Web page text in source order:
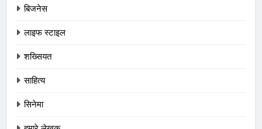
बिजनेस
लाइफ स्टाइल
शख्सियत
साहित्य
सिनेमा